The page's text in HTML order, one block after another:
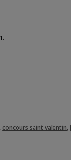
, concours saint valentin,